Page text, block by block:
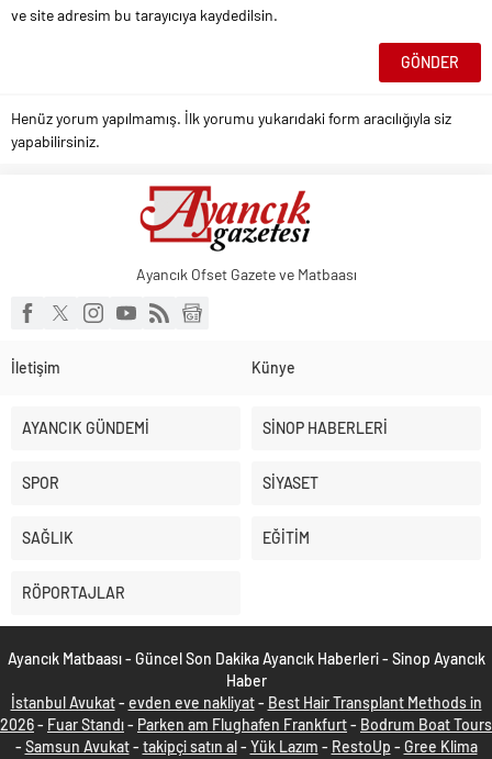
ve site adresim bu tarayıcıya kaydedilsin.
Henüz yorum yapılmamış. İlk yorumu yukarıdaki form aracılığıyla siz
yapabilirsiniz.
Ayancık Ofset Gazete ve Matbaası
İletişim Künye
AYANCIK GÜNDEMİ SİNOP HABERLERİ
SPOR SİYASET
SAĞLIK EĞİTİM
RÖPORTAJLAR
Ayancık Matbaası - Güncel Son Dakika Ayancık Haberleri - Sinop Ayancık
Haber
İstanbul Avukat- evden eve nakliyat- Best Hair Transplant Methods in
2026- Fuar Standı- Parken am Flughafen Frankfurt- Bodrum Boat Tours
- Samsun Avukat- takipçi satın al- Yük Lazım - RestoUp - Gree Klima